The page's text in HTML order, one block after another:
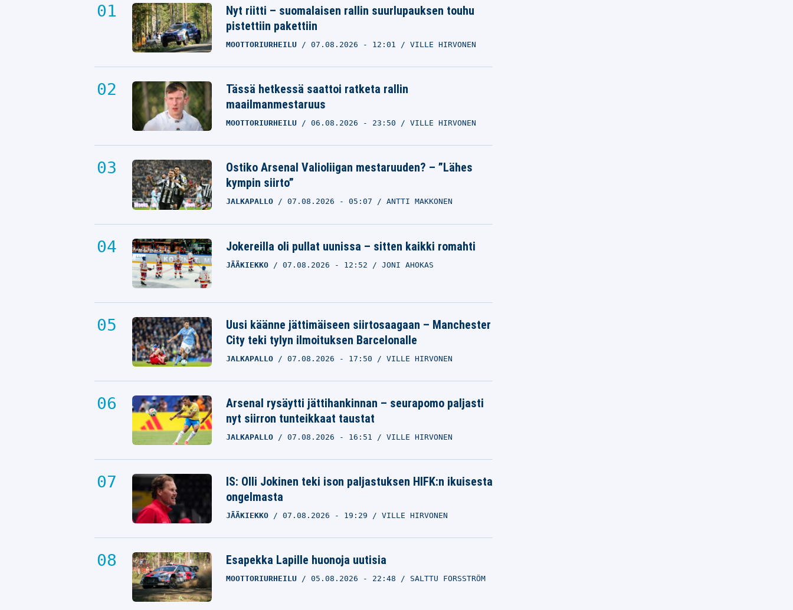
Nyt riitti – suomalaisen rallin suurlupauksen touhu
pistettiin pakettiin
MOOTTORIURHEILU 07.08.2026 - 12:01 VILLE HIRVONEN
Tässä hetkessä saattoi ratketa rallin
maailmanmestaruus
MOOTTORIURHEILU 06.08.2026 - 23:50 VILLE HIRVONEN
Ostiko Arsenal Valioliigan mestaruuden? – ”Lähes
kympin siirto”
JALKAPALLO 07.08.2026 - 05:07 ANTTI MAKKONEN
Jokereilla oli pullat uunissa – sitten kaikki romahti
JÄÄKIEKKO 07.08.2026 - 12:52 JONI AHOKAS
Uusi käänne jättimäiseen siirtosaagaan – Manchester
City teki tylyn ilmoituksen Barcelonalle
JALKAPALLO 07.08.2026 - 17:50 VILLE HIRVONEN
Arsenal rysäytti jättihankinnan – seurapomo paljasti
nyt siirron tunteikkaat taustat
JALKAPALLO 07.08.2026 - 16:51 VILLE HIRVONEN
IS: Olli Jokinen teki ison paljastuksen HIFK:n ikuisesta
ongelmasta
JÄÄKIEKKO 07.08.2026 - 19:29 VILLE HIRVONEN
Esapekka Lapille huonoja uutisia
MOOTTORIURHEILU 05.08.2026 - 22:48 SALTTU FORSSTRÖM